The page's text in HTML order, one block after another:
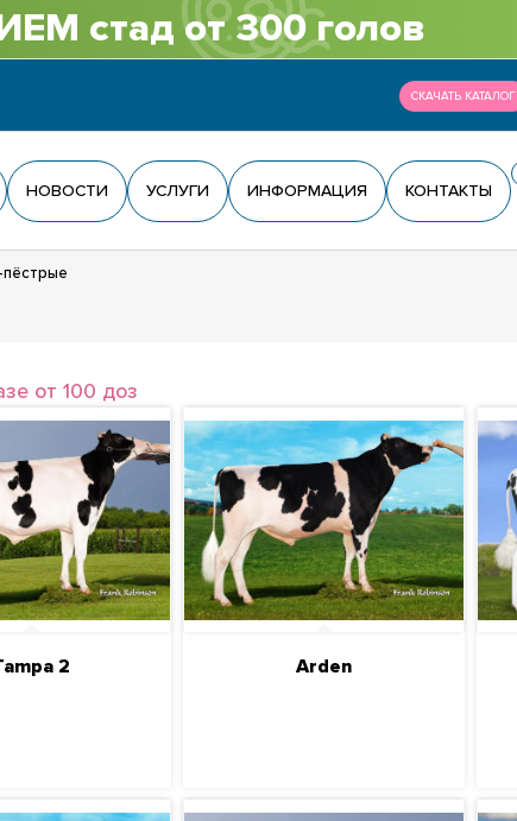
стад от 300 голов
СКАЧАТЬ КАТАЛОГ
НОВОСТИ УСЛУГИ ИНФОРМАЦИЯ КОНТАКТЫ
пёстрые
от 100 доз
2 Arden